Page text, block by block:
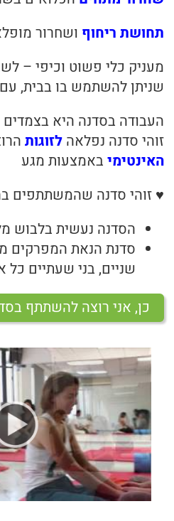
בריאות
תזונה
עיסוי
תחושת ריחוף ושחרור
מעניק כלי פשוט וכיפי –
שניתן להשתמש בו בבית, עם
העבודה בסדנה היא בצמדים
זוהי סדנה נפלאהלזוגות
האינטימי באמצעות מגע
♥ זוהי סדנה שהמשתתפים
הסדנה נעשית בלבוש
סדנת הנאת המפרקים
שניים, בני שעתיים כל
כן, אני רוצה להשתתף